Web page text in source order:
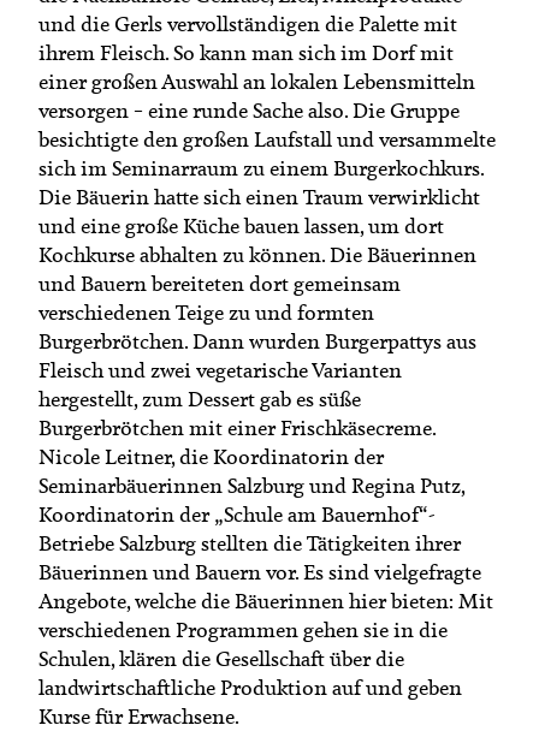
und die Gerls vervollständigen die Palette mit
ihrem Fleisch. So kann man sich im Dorf mit
einer großen Auswahl an lokalen Lebensmitteln
versorgen – eine runde Sache also. Die Gruppe
besichtigte den großen Laufstall und versammelte
sich im Seminarraum zu einem Burgerkochkurs.
Die Bäuerin hatte sich einen Traum verwirklicht
und eine große Küche bauen lassen, um dort
Kochkurse abhalten zu können. Die Bäuerinnen
und Bauern bereiteten dort gemeinsam
verschiedenen Teige zu und formten
Burgerbrötchen. Dann wurden Burgerpattys aus
Fleisch und zwei vegetarische Varianten
hergestellt, zum Dessert gab es süße
Burgerbrötchen mit einer Frischkäsecreme.
Nicole Leitner, die Koordinatorin der
Seminarbäuerinnen Salzburg und Regina Putz,
Koordinatorin der „Schule am Bauernhof“-
Betriebe Salzburg stellten die Tätigkeiten ihrer
Bäuerinnen und Bauern vor. Es sind vielgefragte
Angebote, welche die Bäuerinnen hier bieten: Mit
verschiedenen Programmen gehen sie in die
Schulen, klären die Gesellschaft über die
landwirtschaftliche Produktion auf und geben
Kurse für Erwachsene.